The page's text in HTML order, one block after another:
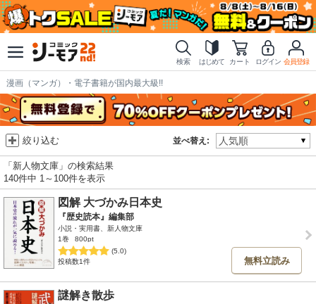
検索 はじめて カート ログイン 会員登録
漫画（マンガ）・電子書籍が国内最大級!!
並べ替え:
絞り込む
「新人物文庫」の検索結果
140件中 1～100件を表示
図解 大づかみ日本史
『歴史読本』編集部
小説・実用書、新人物文庫
1巻
800pt
(5.0)
投稿数1件
無料立読み
謎解き散歩